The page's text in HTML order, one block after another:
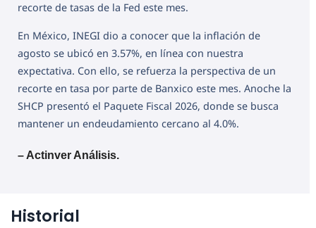
recorte de tasas de la Fed este mes.
En México, INEGI dio a conocer que la inflación de
agosto se ubicó en 3.57%, en línea con nuestra
expectativa. Con ello, se refuerza la perspectiva de un
recorte en tasa por parte de Banxico este mes. Anoche la
SHCP presentó el Paquete Fiscal 2026, donde se busca
mantener un endeudamiento cercano al 4.0%.
– Actinver Análisis.
Historial